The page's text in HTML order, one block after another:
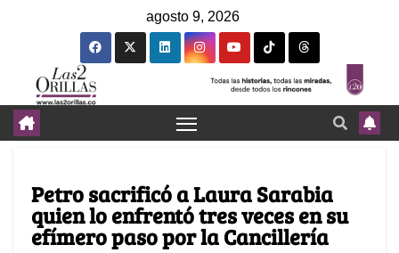
agosto 9, 2026
Petro sacrificó a Laura Sarabia
quien lo enfrentó tres veces en su
efímero paso por la Cancillería